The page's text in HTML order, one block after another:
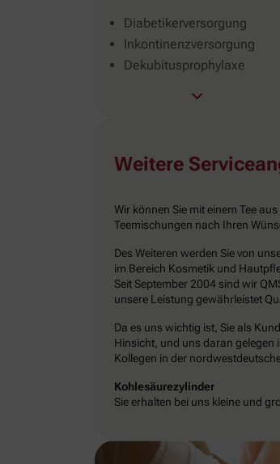
Diabetikerversorgung
Inkontinenzversorgung
Dekubitusprophylaxe
Weitere
Wir können Sie mit einem Tee
Teemischungen nach Ihren
Des Weiteren werden Sie von
im Bereich Kosmetik und
Seit September 2004 sind wir
unsere Leistung gewährleistet
Da es uns wichtig ist, Sie als
Hinsicht, und uns daran
Kollegen in der
Kohlesäurezylinder
Sie erhalten bei uns kleine und